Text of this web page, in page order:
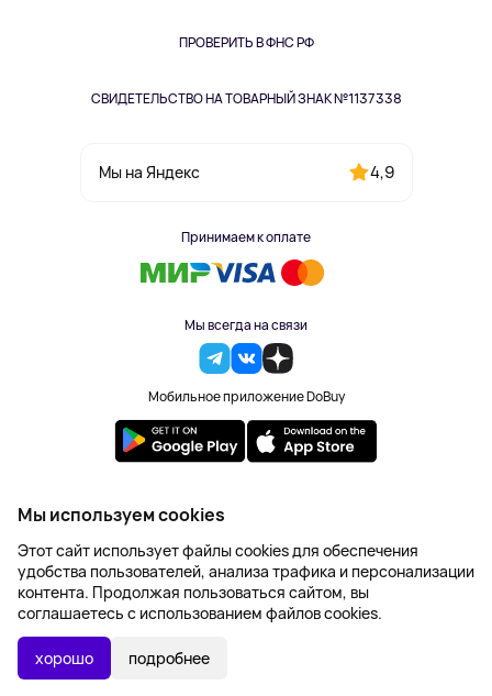
В КОРЗИНУ
ПРОВЕРИТЬ В ФНС РФ
СВИДЕТЕЛЬСТВО НА ТОВАРНЫЙ ЗНАК №1137338
Мы на Яндекс 4,9
Принимаем к оплате
Мы всегда на связи
Мобильное приложение DoBuy
Одежда и аксессуары
2023-2026 © DoBuy. Все права защищены
Правила обработки персональных данных
Пользовательское соглашение
Оферта
Создание сайта – NetLab
Мы используем cookies
Этот сайт использует файлы cookies для обеспечения
удобства пользователей, анализа трафика и персонализации
контента. Продолжая пользоваться сайтом, вы
соглашаетесь с использованием файлов cookies.
хорошо подробнее